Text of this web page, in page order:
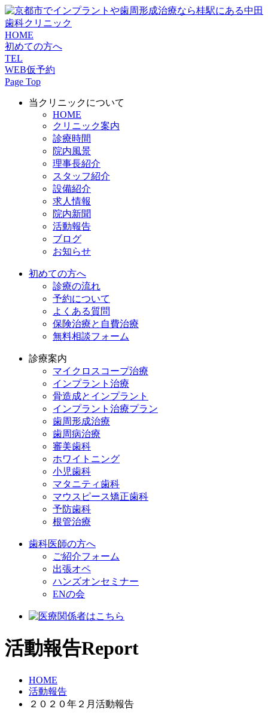
HOME
初めての方へ
TEL
WEB仮予約
Page Top
当クリニックについて
HOME
クリニック案内
診療時間
院内風景
理事長紹介
スタッフ紹介
設備紹介
求人情報
院内新聞
活動報告
ブログ
お知らせ
初めての方へ
診療の流れ
予約について
よくある質問
保険治療と自費治療
無料相談フォーム
診療案内
マイクロスコープ治療
インプラント治療
骨造成とインプラント
インプラント治療プラン
歯周形成治療
歯周病治療
審美歯科
ホワイトニング
小児歯科
マタニティ歯科
マウスピース矯正歯科
予防⻭科
根管治療
歯科医師の方へ
ご紹介フォーム
出張オペ
ハンズオンセミナー
ENの会
活動報告Report
HOME
活動報告
２０２０年２月活動報告